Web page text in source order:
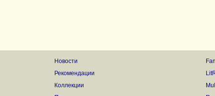
Новости
Рекомендации
Коллекции